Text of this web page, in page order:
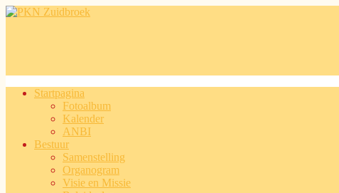
Overslaan en naar de inhoud gaan
Hoofdmenu
Startpagina
Fotoalbum
Kalender
ANBI
Bestuur
Samenstelling
Organogram
Visie en Missie